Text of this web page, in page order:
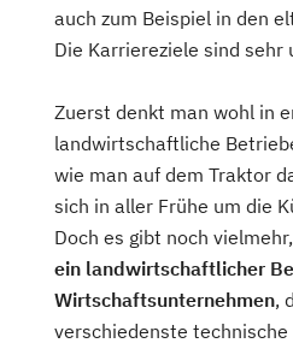
auch zum Beispiel in den
Die Karriereziele sind sehr
Zuerst denkt man wohl in
landwirtschaftliche
wie man auf dem Traktor
sich in aller Frühe um die
Doch es gibt noch vielmehr,
ein landwirtschaftlicher
Wirtschaftsunternehmen,
verschiedenste technische